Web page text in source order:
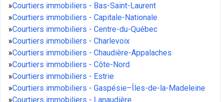
»Courtiers immobiliers - Bas-Saint-Laurent
»Courtiers immobiliers - Capitale-Nationale
»Courtiers immobiliers - Centre-du-Québec
»Courtiers immobiliers - Charlevoix
»Courtiers immobiliers - Chaudière-Appalaches
»Courtiers immobiliers - Côte-Nord
»Courtiers immobiliers - Estrie
»Courtiers immobiliers - Gaspésie–Îles-de-la-Madeleine
»Courtiers immobiliers - Lanaudière